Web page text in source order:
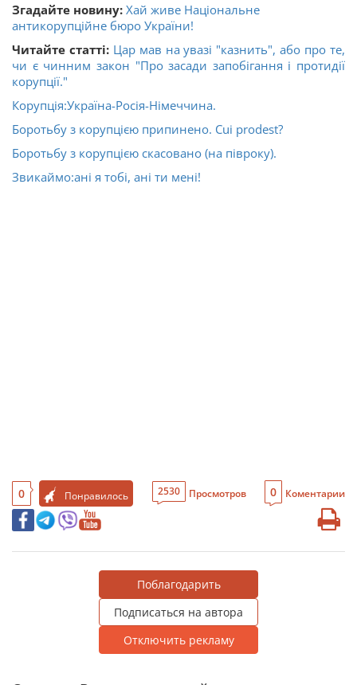
Згадайте новину: Хай живе Національне
антикорупційне бюро України!
Читайте статті: Цар мав на увазі "казнить", або про те,
чи є чинним закон "Про засади запобігання і протидії
корупції."
Корупція:Україна-Росія-Німеччина.
Боротьбу з корупцією припинено. Cui prodest?
Боротьбу з корупцією скасовано (на півроку).
Звикаймо:ані я тобі, ані ти мені!
0 Понравилось 2530 Просмотров 0 Коментарии
Поблагодарить
Подписаться на автора
Отключить рекламу